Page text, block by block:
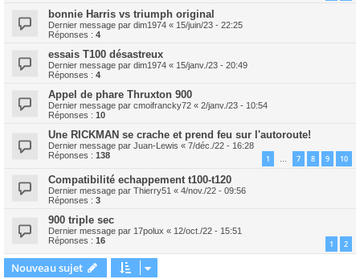
bonnie Harris vs triumph original
Dernier message par dim1974 « 15/juin/23 - 22:25
Réponses : 4
essais T100 désastreux
Dernier message par dim1974 « 15/janv./23 - 20:49
Réponses : 4
Appel de phare Thruxton 900
Dernier message par cmoifrancky72 « 2/janv./23 - 10:54
Réponses : 10
Une RICKMAN se crache et prend feu sur l'autoroute!
Dernier message par Juan-Lewis « 7/déc./22 - 16:28
Réponses : 138 1 … 7 8 9 10
Compatibilité echappement t100-t120
Dernier message par Thierry51 « 4/nov./22 - 09:56
Réponses : 3
900 triple sec
Dernier message par 17polux « 12/oct./22 - 15:51
Réponses : 16 1 2
Nouveau sujet